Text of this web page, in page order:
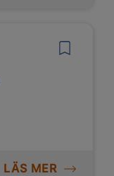
LÄS MER